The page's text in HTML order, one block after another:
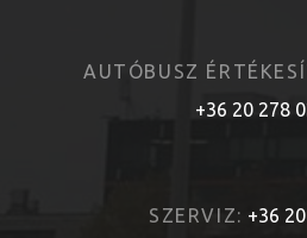
AUTÓBUSZ
+36 20 278
SZERVIZ: +36